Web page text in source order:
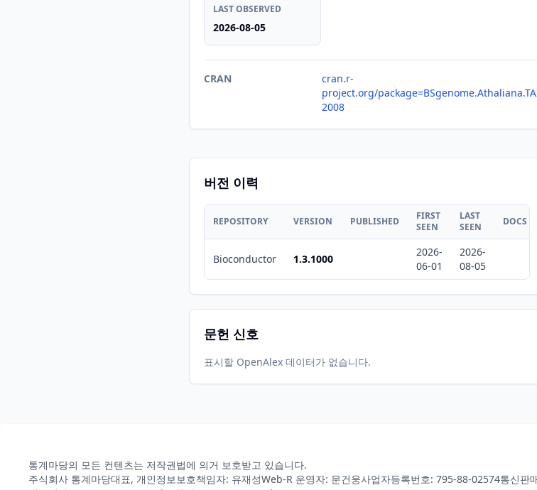
LAST OBSERVED
2026-08-05
CRAN
cran.r-
project.org/
2008
버전 이력
REPOSITORY VERSION PUBLISHED
FIRST
SEEN
LAST
SEEN
DOCS
Bioconductor 1.3.1000
2026-
06-01
2026-
08-05
문헌 신호
표시할 OpenAlex 데이터가 없습니다.
통계마당의 모든 컨텐츠는 저작권법에 의거 보호받고 있습니다.
주식회사 통계마당대표, 개인정보보호책임자: 유재성Web-R 운영자: 문건웅사업자등록번호: 795-88-02574통신판